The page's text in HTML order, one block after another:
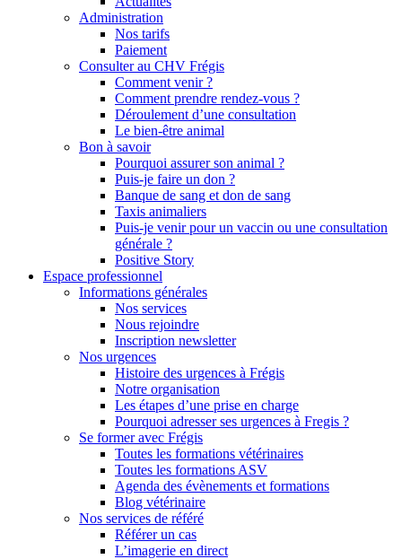
Administration
Nos tarifs
Paiement
Consulter au CHV Frégis
Comment venir ?
Comment prendre rendez-vous ?
Déroulement d’une consultation
Le bien-être animal
Bon à savoir
Pourquoi assurer son animal ?
Puis-je faire un don ?
Banque de sang et don de sang
Taxis animaliers
Puis-je venir pour un vaccin ou une consultation
générale ?
Positive Story
Espace professionnel
Informations générales
Nos services
Nous rejoindre
Inscription newsletter
Nos urgences
Histoire des urgences à Frégis
Notre organisation
Les étapes d’une prise en charge
Pourquoi adresser ses urgences à Fregis ?
Se former avec Frégis
Toutes les formations vétérinaires
Toutes les formations ASV
Agenda des évènements et formations
Blog vétérinaire
Nos services de référé
Référer un cas
L’imagerie en direct